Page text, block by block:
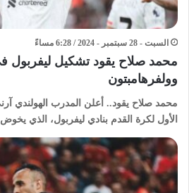
السبت - 28 سبتمبر - 2024 / 6:28 مساءً
محمد صلاح يقود تشكيل ليفربول
وولفرهامبتون
محمد صلاح يقود.. أعلن المدرب الهولندي
الأول لكرة القدم بنادي ليفربول، الذي